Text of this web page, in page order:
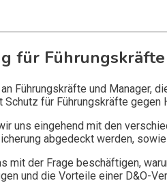
für
Führungskräfte und Manager,
für Führungskräfte
uns eingehend mit den
abgedeckt werden,
mit der Frage beschäftigen,
und die Vorteile einer D&O-